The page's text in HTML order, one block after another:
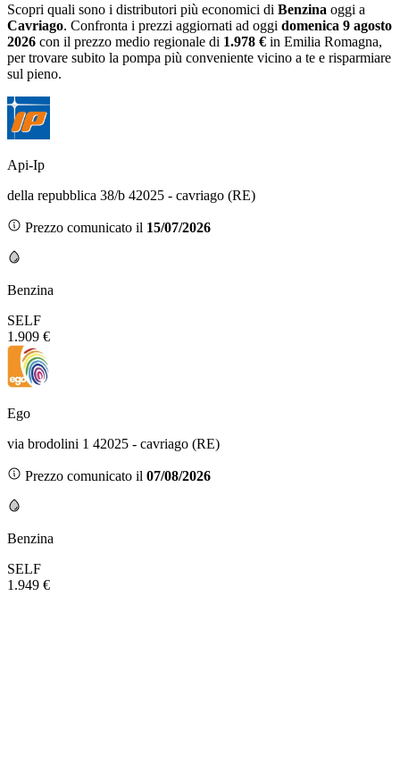
Scopri quali sono i distributori più economici di Benzina oggi a
Cavriago. Confronta i prezzi aggiornati ad oggi domenica 9 agosto
2026 con il prezzo medio regionale di 1.978 € in Emilia Romagna,
per trovare subito la pompa più conveniente vicino a te e risparmiare
sul pieno.
Api-Ip
della repubblica 38/b 42025 - cavriago (RE)
Prezzo comunicato il 15/07/2026
Benzina
SELF
1.909 €
Ego
via brodolini 1 42025 - cavriago (RE)
Prezzo comunicato il 07/08/2026
Benzina
SELF
1.949 €